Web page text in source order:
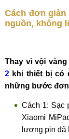
Cách đơn giản
nguồn, không
Thay vì vội
2 khi thiết bị có
những bước
Cách 1: Sạc
Xiaomi
lượng pin đã